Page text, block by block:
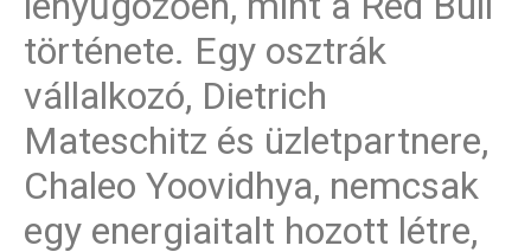
története. Egy osztrák
vállalkozó, Dietrich
Mateschitz és üzletpartnere,
Chaleo Yoovidhya, nemcsak
egy energiaitalt hozott létre,